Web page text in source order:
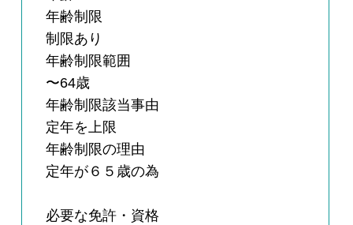
年齢制限
制限あり
年齢制限範囲
〜64歳
年齢制限該当事由
定年を上限
年齢制限の理由
定年が６５歳の為
必要な免許・資格